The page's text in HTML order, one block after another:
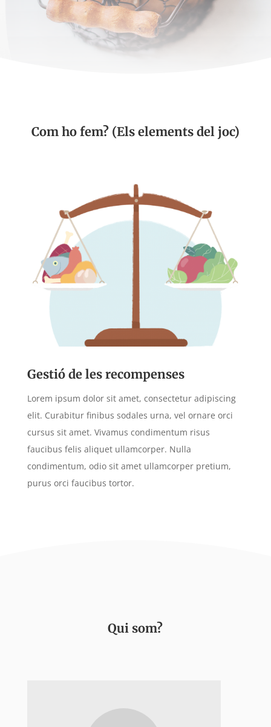
Com ho fem? (Els elements del joc)
Gestió de les recompenses
Lorem ipsum dolor sit amet, consectetur adipiscing
elit. Curabitur finibus sodales urna, vel ornare orci
cursus sit amet. Vivamus condimentum risus
faucibus felis aliquet ullamcorper. Nulla
condimentum, odio sit amet ullamcorper pretium,
purus orci faucibus tortor.
Qui som?